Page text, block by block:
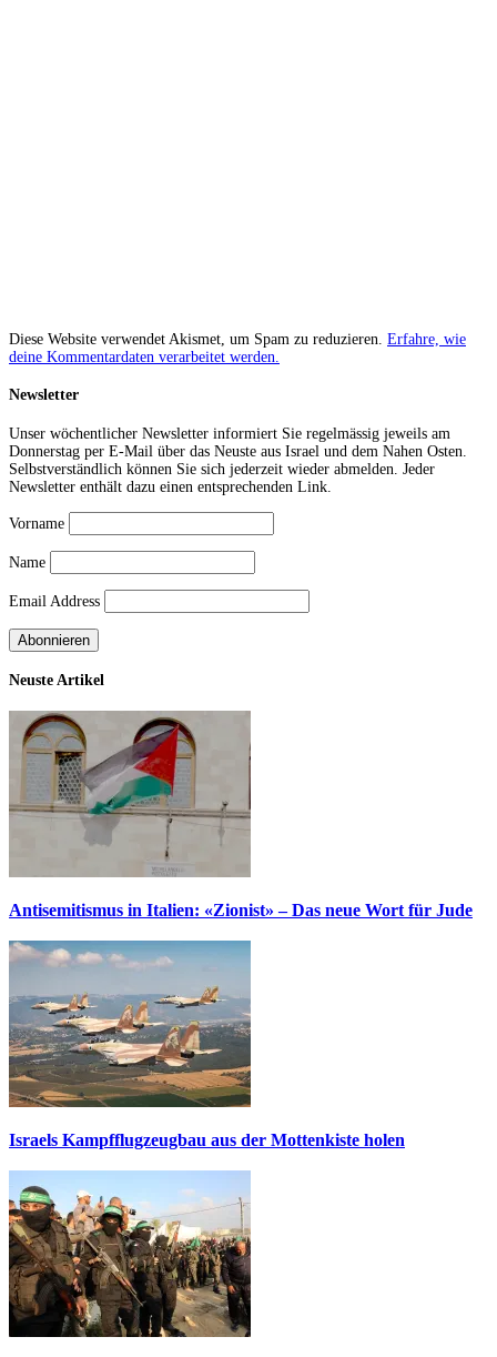
Diese Website verwendet Akismet, um Spam zu reduzieren. Erfahre, wie
deine Kommentardaten verarbeitet werden.
Newsletter
Unser wöchentlicher Newsletter informiert Sie regelmässig jeweils am
Donnerstag per E-Mail über das Neuste aus Israel und dem Nahen Osten.
Selbstverständlich können Sie sich jederzeit wieder abmelden. Jeder
Newsletter enthält dazu einen entsprechenden Link.
Vorname
Name
Email Address
Neuste Artikel
Antisemitismus in Italien: «Zionist» – Das neue Wort für Jude
Israels Kampfflugzeugbau aus der Mottenkiste holen